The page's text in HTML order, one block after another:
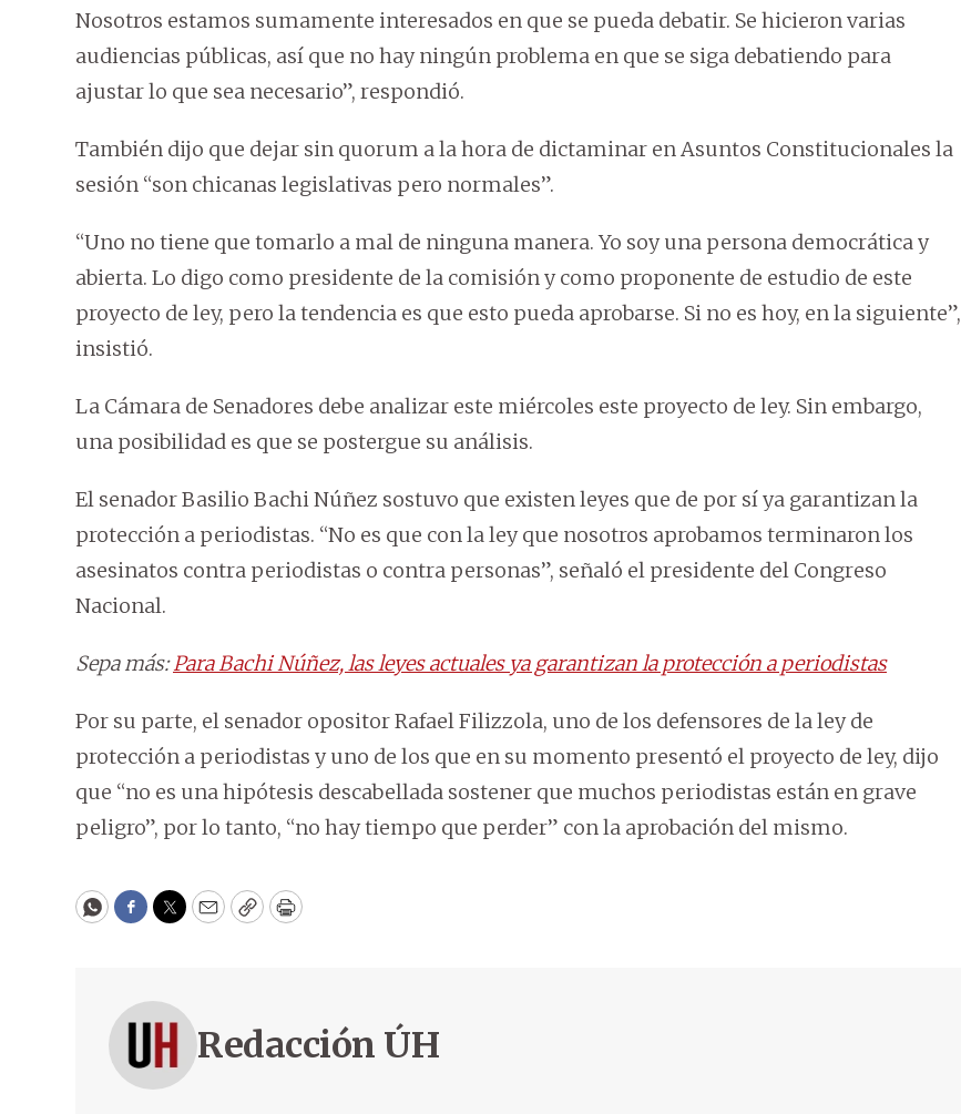
Nosotros estamos sumamente interesados en que se pueda debatir. Se hicieron varias
audiencias públicas, así que no hay ningún problema en que se siga debatiendo para
ajustar lo que sea necesario”, respondió.
También dijo que dejar sin quorum a la hora de dictaminar en Asuntos Constitucionales la
sesión “son chicanas legislativas pero normales”.
“Uno no tiene que tomarlo a mal de ninguna manera. Yo soy una persona democrática y
abierta. Lo digo como presidente de la comisión y como proponente de estudio de este
proyecto de ley, pero la tendencia es que esto pueda aprobarse. Si no es hoy, en la siguiente”,
insistió.
La Cámara de Senadores debe analizar este miércoles este proyecto de ley. Sin embargo,
una posibilidad es que se postergue su análisis.
El senador Basilio Bachi Núñez sostuvo que existen leyes que de por sí ya garantizan la
protección a periodistas. “No es que con la ley que nosotros aprobamos terminaron los
asesinatos contra periodistas o contra personas”, señaló el presidente del Congreso
Nacional.
Sepa más:Para Bachi Núñez, las leyes actuales ya garantizan la protección a periodistas
Por su parte, el senador opositor Rafael Filizzola, uno de los defensores de la ley de
protección a periodistas y uno de los que en su momento presentó el proyecto de ley, dijo
que “no es una hipótesis descabellada sostener que muchos periodistas están en grave
peligro”, por lo tanto, “no hay tiempo que perder” con la aprobación del mismo.
WhatsApp
Facebook
Twitter
EmailCopyPrint
Redacción ÚH